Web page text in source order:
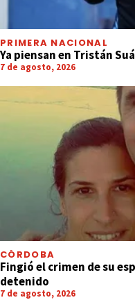
PRIMERA NACIONAL
Ya piensan en Tristán
7 de agosto, 2026
CÓRDOBA
Fingió el crimen de su
detenido
7 de agosto, 2026